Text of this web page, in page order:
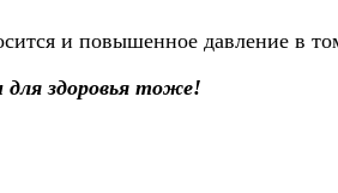
и повышенное давление в
для здоровья тоже!